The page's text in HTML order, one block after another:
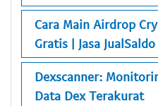
Cara Main Airdrop
Gratis | Jasa JualSaldo
Dexscanner:
Data Dex Terakurat